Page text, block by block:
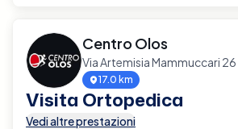
Centro Olos
Via Artemisia Mammuccari
17.0 km
Visita Ortopedica
Vedi altre prestazioni